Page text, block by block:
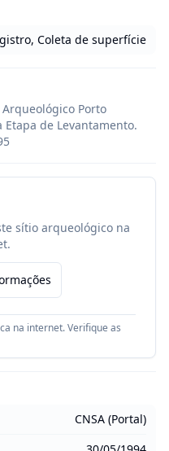
Coleta de superfície
Porto
Etapa de Levantamento.
sítio arqueológico na
na internet. Verifique as
CNSA (Portal)